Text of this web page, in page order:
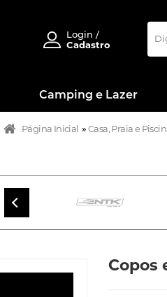
Login /
Cadastro
Camping e Lazer
Página Inicial »Casa, Praia e
Copos